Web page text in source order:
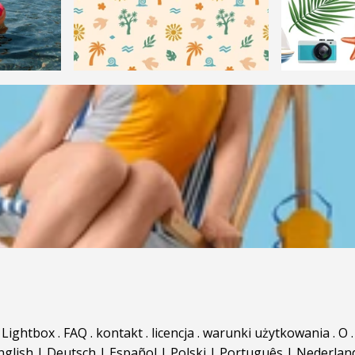
Lightbox. FAQ . kontakt. licencja . warunki użytkowania . O .